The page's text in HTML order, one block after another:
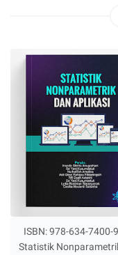
ISBN: 978-634-7400-
Statistik